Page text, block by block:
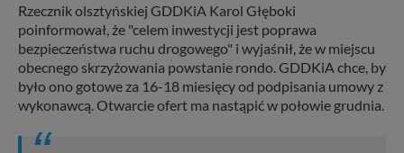
Rzecznik olsztyńskiej GDDKiA Karol Głęboki
poinformował, że "celem inwestycji jest poprawa
bezpieczeństwa ruchu drogowego" i wyjaśnił, że w miejscu
obecnego skrzyżowania powstanie rondo. GDDKiA chce, by
było ono gotowe za 16-18 miesięcy od podpisania umowy z
wykonawcą. Otwarcie ofert ma nastąpić w połowie grudnia.